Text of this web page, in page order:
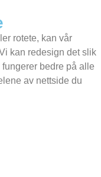
rotete, kan vår
kan redesign det slik
bedre på alle
av nettside du